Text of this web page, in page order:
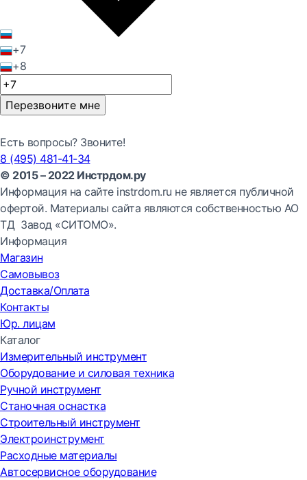
+7
+8
Перезвоните мне
Есть вопросы? Звоните!
8 (495) 481-41-34
© 2015 – 2022 Инстрдом.ру
Информация на сайте instrdom.ru не является публичной
офертой. Материалы сайта являются собственностью АО
ТД Завод «СИТОМО».
Информация
Магазин
Самовывоз
Доставка/Оплата
Контакты
Юр. лицам
Каталог
Измерительный инструмент
Оборудование и силовая техника
Ручной инструмент
Станочная оснастка
Строительный инструмент
Электроинструмент
Расходные материалы
Автосервисное оборудование